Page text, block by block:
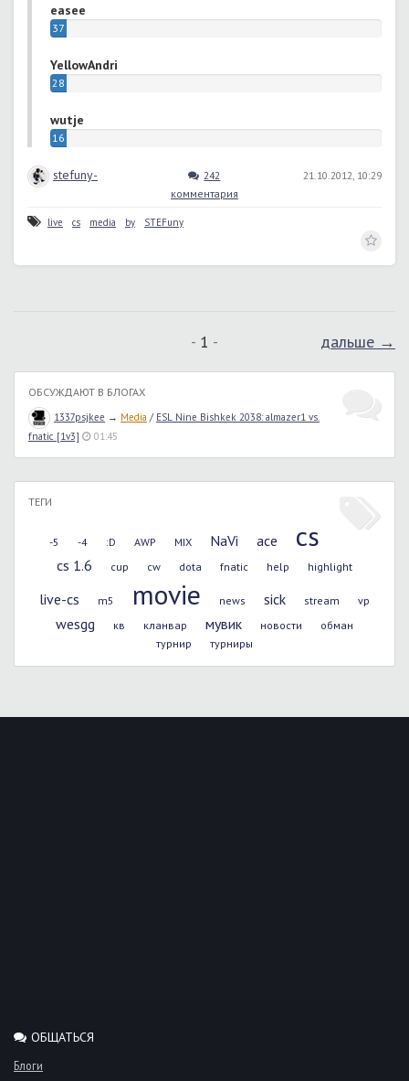
easee
37
YellowAndri
28
wutje
16
stefuny-
242
комментария
21.10.2012, 10:29
live cs media by STEFuny
1 дальше →
ОБСУЖДАЮТ В БЛОГАХ
1337psjkee → Media / ESL Nine Bishkek 2038: almazer1 vs.
fnatic [1v3]
01:45
ТЕГИ
-5 -4 :D AWP MIX NaVi ace cs
cs 1.6 cup cw dota fnatic help highlight
live-cs m5 movie news sick stream vp
wesgg кв кланвар мувик новости
обман
турнир
турниры
ОБЩАТЬСЯ
Блоги